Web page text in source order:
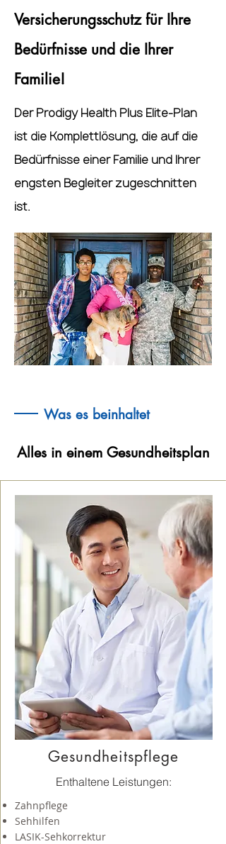
Versicherungsschutz für Ihre
Bedürfnisse und die Ihrer
Familie!
Der Prodigy Health Plus Elite-Plan
ist die Komplettlösung, die auf die
Bedürfnisse einer Familie und Ihrer
engsten Begleiter zugeschnitten
ist.
Was es beinhaltet
Alles in einem Gesundheitsplan
Gesundheitspflege
Enthaltene Leistungen:
Zahnpflege
Sehhilfen
LASIK-Sehkorrektur